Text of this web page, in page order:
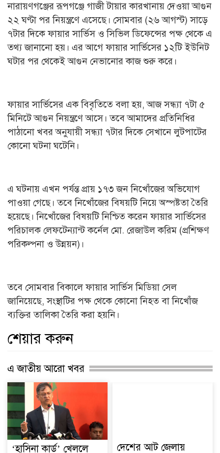
নারায়ণগঞ্জের রূপগঞ্জে গাজী টায়ার কারখানায় দেওয়া আগুন
২২ ঘণ্টা পর নিয়ন্ত্রণে এসেছে। সোমবার (২৬ আগস্ট) সাড়ে
৭টার দিকে ফায়ার সার্ভিস ও সিভিল ডিফেন্সের পক্ষ থেকে এ
তথ্য জানানো হয়। এর আগে ফায়ার সার্ভিসের ১২টি ইউনিট
ঘটার পর থেকেই আগুন নেভানোর কাজ শুরু করে।
ফায়ার সার্ভিসের এক বিবৃতিতে বলা হয়, আজ সন্ধ্যা ৭টা ৫
মিনিটে আগুন নিয়ন্ত্রণে আসে। তবে আমাদের প্রতিনিধির
পাঠানো খবর অনুযায়ী সন্ধ্যা ৭টার দিকে সেখানে লুটপাটের
কোনো ঘটনা ঘটেনি।
এ ঘটনায় এখন পর্যন্ত প্রায় ১৭৩ জন নিখোঁজের অভিযোগ
পাওয়া গেছে। তবে নিখোঁজের বিষয়টি নিয়ে অস্পষ্টতা তৈরি
হয়েছে। নিখোঁজের বিষয়টি নিশ্চিত করেন ফায়ার সার্ভিসের
পরিচালক লেফটেন্যান্ট কর্নেল মো. রেজাউল করিম (প্রশিক্ষণ
পরিকল্পনা ও উন্নয়ন)।
তবে সোমবার বিকালে ফায়ার সার্ভিস মিডিয়া সেল
জানিয়েছে, সংস্থাটির পক্ষ থেকে কোনো নিহত বা নিখোঁজ
ব্যক্তির তালিকা তৈরি করা হয়নি।
শেয়ার করুন
এ জাতীয় আরো খবর
‘হাসিনা কার্ড’ খেললে
দেশের আট জেলায়